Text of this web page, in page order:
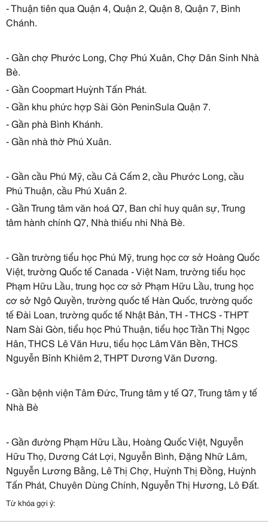
- Thuận tiên qua Quận 4, Quận 2, Quận 8, Quận 7, Bình
Chánh.
- Gần chợ Phước Long, Chợ Phú Xuân, Chợ Dân Sinh Nhà
Bè.
- Gần Coopmart Huỳnh Tấn Phát.
- Gần khu phức hợp Sài Gòn PeninSula Quận 7.
- Gần phà Bình Khánh.
- Gần nhà thờ Phú Xuân.
- Gần cầu Phú Mỹ, cầu Cả Cấm 2, cầu Phước Long, cầu
Phú Thuận, cầu Phú Xuân 2.
- Gần Trung tâm văn hoá Q7, Ban chỉ huy quân sự, Trung
tâm hành chính Q7, Nhà thiếu nhi Nhà Bè.
- Gần trường tiểu học Phú Mỹ, trung học cơ sở Hoàng Quốc
Việt, trường Quốc tế Canada - Việt Nam, trường tiểu học
Phạm Hữu Lầu, trung học cơ sở Phạm Hữu Lầu, trung học
cơ sở Ngô Quyền, trường quốc tế Hàn Quốc, trường quốc
tế Đài Loan, trường quốc tế Nhật Bản, TH - THCS - THPT
Nam Sài Gòn, tiểu học Phú Thuận, tiểu học Trần Thị Ngọc
Hân, THCS Lê Văn Hưu, tiểu học Lâm Văn Bền, THCS
Nguyễn Bỉnh Khiêm 2, THPT Dương Văn Dương.
- Gần bệnh viện Tâm Đức, Trung tâm y tế Q7, Trung tâm y tế
Nhà Bè
- Gần đường Phạm Hữu Lầu, Hoàng Quốc Việt, Nguyễn
Hữu Thọ, Dương Cát Lợi, Nguyễn Bình, Đặng Nhữ Lâm,
Nguyễn Lương Bằng, Lê Thị Chợ, Huỳnh Thị Đồng, Huỳnh
Tấn Phát, Chuyên Dùng Chính, Nguyễn Thị Hương, Lô Đất.
Từ khóa gợi ý: